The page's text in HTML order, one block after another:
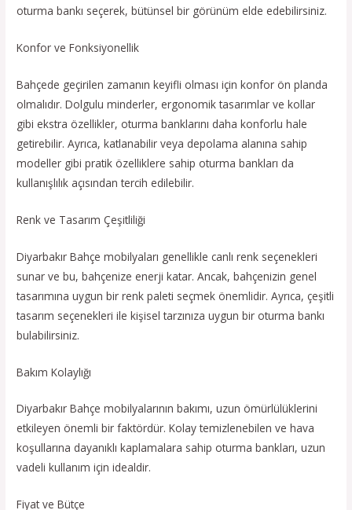
oturma bankı seçerek, bütünsel bir görünüm elde edebilirsiniz.
Konfor ve Fonksiyonellik
Bahçede geçirilen zamanın keyifli olması için konfor ön planda
olmalıdır. Dolgulu minderler, ergonomik tasarımlar ve kollar
gibi ekstra özellikler, oturma banklarını daha konforlu hale
getirebilir. Ayrıca, katlanabilir veya depolama alanına sahip
modeller gibi pratik özelliklere sahip oturma bankları da
kullanışlılık açısından tercih edilebilir.
Renk ve Tasarım Çeşitliliği
Diyarbakır Bahçe mobilyaları genellikle canlı renk seçenekleri
sunar ve bu, bahçenize enerji katar. Ancak, bahçenizin genel
tasarımına uygun bir renk paleti seçmek önemlidir. Ayrıca, çeşitli
tasarım seçenekleri ile kişisel tarzınıza uygun bir oturma bankı
bulabilirsiniz.
Bakım Kolaylığı
Diyarbakır Bahçe mobilyalarının bakımı, uzun ömürlülüklerini
etkileyen önemli bir faktördür. Kolay temizlenebilen ve hava
koşullarına dayanıklı kaplamalara sahip oturma bankları, uzun
vadeli kullanım için idealdir.
Fiyat ve Bütçe